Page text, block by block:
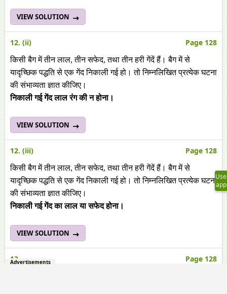
VIEW SOLUTION
12. (ii) Page 128
किसी बैग में तीन लाल, तीन सफेद, तथा तीन हरी गेंदें हैं। बैग में से
यादृच्छिक पद्धति से एक गेंद निकाली गई हो। तो निम्नलिखित प्रत्येक घटना
की संभाव्यता ज्ञात कीजिए।
निकाली गई गेंद लाल रंग की न होना।
VIEW SOLUTION
12. (iii) Page 128
किसी बैग में तीन लाल, तीन सफेद, तथा तीन हरी गेंदें हैं। बैग में से
यादृच्छिक पद्धति से एक गेंद निकाली गई हो। तो निम्नलिखित प्रत्येक घटना
की संभाव्यता ज्ञात कीजिए।
निकाली गई गेंद का लाल या सफेद होना।
VIEW SOLUTION
13. Page 128
Use
app
Advertisements